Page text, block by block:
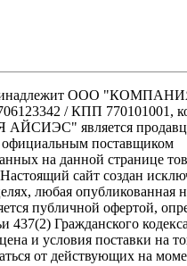
ООО
/ КПП 770101001,
является
официальным поставщиком
на данной странице
сайт создан
любая опубликованная
публичной офертой,
437(2) Гражданского
и условия поставки на
от действующих на